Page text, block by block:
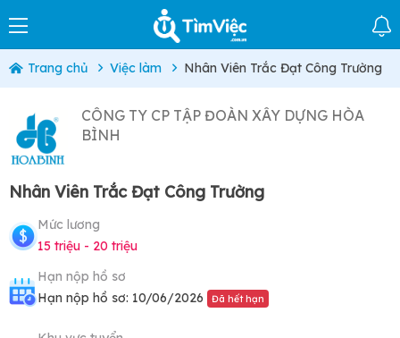
Trang chủ Việc làm Nhân Viên Trắc Đạt Công Trường
CÔNG TY CP TẬP ĐOÀN XÂY DỰNG HÒA
BÌNH
Nhân Viên Trắc Đạt Công Trường
Mức lương
15 triệu - 20 triệu
Hạn nộp hồ sơ
Hạn nộp hồ sơ: 10/06/2026
Đã hết hạn